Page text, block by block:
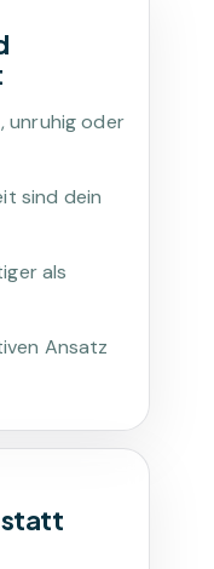
unruhig oder
sind dein
als
Ansatz
statt